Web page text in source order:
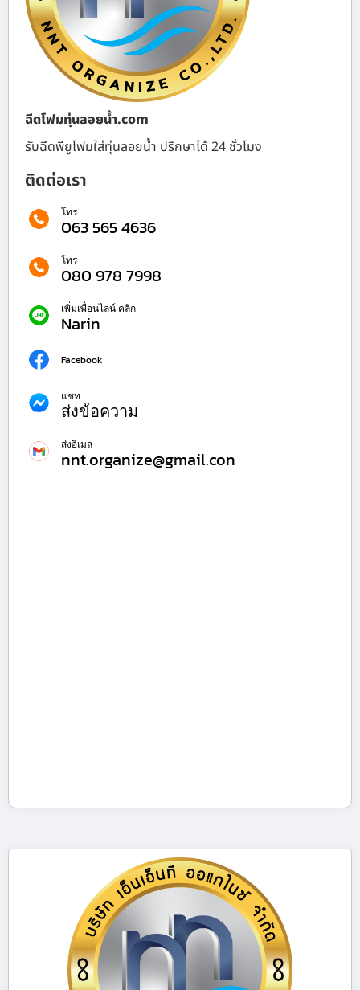
ฉีดโฟมทุ่นลอยน้ำ.com
รับฉีดพียูโฟมใส่ทุ่นลอยน้ำ ปรึกษาได้ 24 ชั่วโมง
ติดต่อเรา
โทร
063 565 4636
โทร
080 978 7998
เพิ่มเพื่อนไลน์ คลิก
Narin
Facebook
แชท
ส่งข้อความ
ส่งอีเมล
nnt.organize@gmail.con